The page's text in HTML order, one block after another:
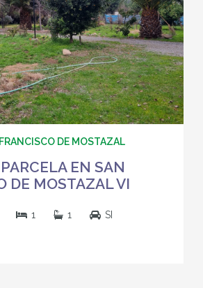
DE MOSTAZAL
EN SAN
DE MOSTAZAL VI
1 1 SI